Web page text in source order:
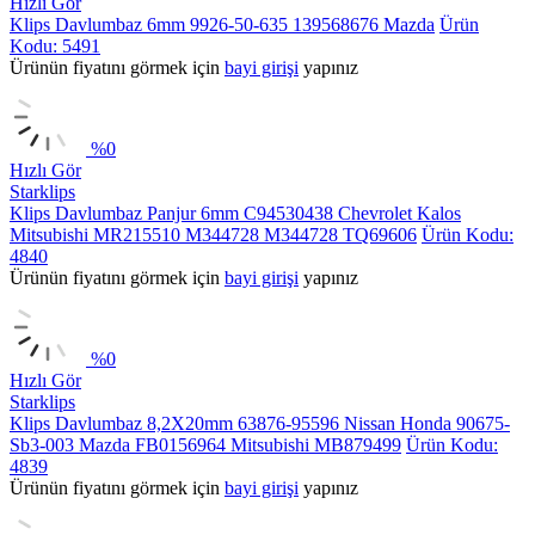
Klips Davlumbaz 6mm 9926-50-635 139568676 Mazda Ürün
Kodu: 5491
Ürünün fiyatını görmek için bayi girişi yapınız
%0
Hızlı Gör
Starklips
Klips Davlumbaz Panjur 6mm C94530438 Chevrolet Kalos
Mitsubishi MR215510 M344728 M344728 TQ69606 Ürün Kodu:
4840
Ürünün fiyatını görmek için bayi girişi yapınız
%0
Hızlı Gör
Starklips
Klips Davlumbaz 8,2X20mm 63876-95596 Nissan Honda 90675-
Sb3-003 Mazda FB0156964 Mitsubishi MB879499 Ürün Kodu:
4839
Ürünün fiyatını görmek için bayi girişi yapınız